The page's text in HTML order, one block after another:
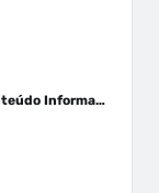
Cannabis Medicinal- Conteúdo Informativo